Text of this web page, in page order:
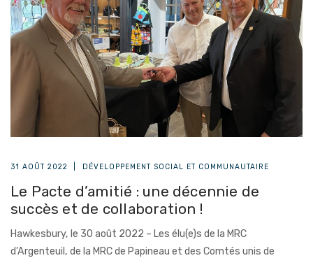
31 AOÛT 2022 DÉVELOPPEMENT SOCIAL ET COMMUNAUTAIRE
Le Pacte d’amitié : une décennie de
succès et de collaboration !
Hawkesbury, le 30 août 2022 – Les élu(e)s de la MRC
d’Argenteuil, de la MRC de Papineau et des Comtés unis de